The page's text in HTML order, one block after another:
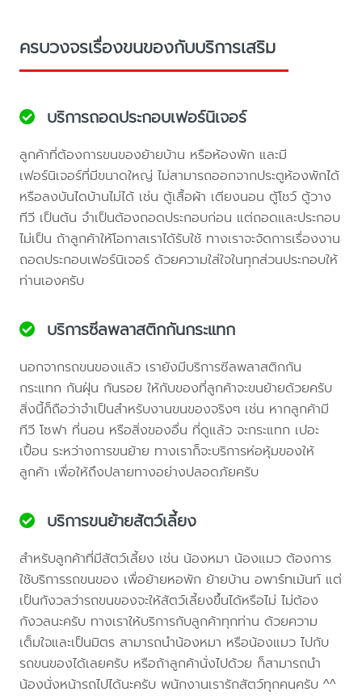
ครบวงจรเรื่องขนของกับบริการเสริม
บริการถอดประกอบเฟอร์นิเจอร์
ลูกค้าที่ต้องการขนของย้ายบ้าน หรือห้องพัก และมี
เฟอร์นิเจอร์ที่มีขนาดใหญ่ ไม่สามารถออกจากประตูห้องพักได้
หรือลงบันไดบ้านไม่ได้ เช่น ตู้เสื้อผ้า เตียงนอน ตู้โชว์ ตู้วาง
ทีวี เป็นต้น จำเป็นต้องถอดประกอบก่อน แต่ถอดและประกอบ
ไม่เป็น ถ้าลูกค้าให้โอกาสเราได้รับใช้ ทางเราจะจัดการเรื่องงาน
ถอดประกอบเฟอร์นิเจอร์ ด้วยความใส่ใจในทุกส่วนประกอบให้
ท่านเองครับ
บริการซีลพลาสติกกันกระแทก
นอกจากรถขนของแล้ว เรายังมีบริการซีลพลาสติกกัน
กระแทก กันฝุ่น กันรอย ให้กับของที่ลูกค้าจะขนย้ายด้วยครับ
สิ่งนี้ก็ถือว่าจำเป็นสำหรับงานขนของจริงๆ เช่น หากลูกค้ามี
ทีวี โซฟา ที่นอน หรือสิ่งของอื่น ที่ดูแล้ว จะกระแทก เปอะ
เปื้อน ระหว่างการขนย้าย ทางเราก็จะบริการห่อหุ้มของให้
ลูกค้า เพื่อให้ถึงปลายทางอย่างปลอดภัยครับ
บริการขนย้ายสัตว์เลี้ยง
สำหรับลูกค้าที่มีสัตว์เลี้ยง เช่น น้องหมา น้องแมว ต้องการ
ใช้บริการรถขนของ เพื่อย้ายหอพัก ย้ายบ้าน อพาร์ทเม้นท์ แต่
เป็นกังวลว่ารถขนของจะให้สัตว์เลี้ยงขึ้นได้หรือไม่ ไม่ต้อง
กังวลนะครับ ทางเราให้บริการกับลูกค้าทุกท่าน ด้วยความ
เต็มใจและเป็นมิตร สามารถนำน้องหมา หรือน้องแมว ไปกับ
รถขนของได้เลยครับ หรือถ้าลูกค้านั่งไปด้วย ก็สามารถนำ
น้องนั่งหน้ารถไปได้นะครับ พนักงานเรารักสัตว์ทุกคนครับ ^^